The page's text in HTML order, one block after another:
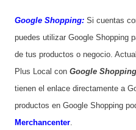
Google Shopping: Si cuentas
puedes utilizar Google Shopping
de tus productos o negocio.
Plus Local con Google Shopping
tienen el enlace directamente a
productos en Google Shopping
Merchancenter.